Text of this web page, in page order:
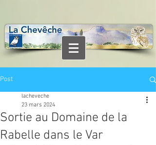
Post
Sortie au Domaine de la
Rabelle dans le Var
lacheveche
23 mars 2024